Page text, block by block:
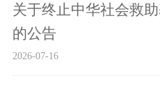
关于终止中华社会救
的公告
2026-07-16